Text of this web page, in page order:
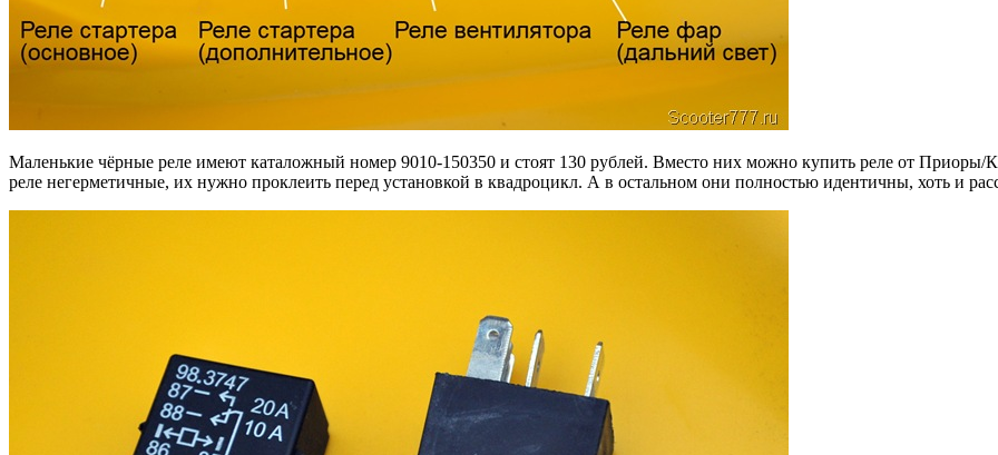
Маленькие чёрные реле имеют каталожный номер 9010-150350 и стоят 130 рублей. Вместо них можно купить реле от
реле негерметичные, их нужно проклеить перед установкой в квадроцикл. А в остальном они полностью идентичны, хоть и